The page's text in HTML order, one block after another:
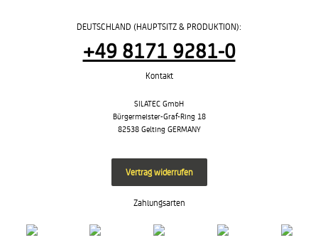
DEUTSCHLAND (HAUPTSITZ & PRODUKTION):
+49 8171 9281-0
Kontakt
SILATEC GmbH
Bürgermeister-Graf-Ring 18
82538 Gelting GERMANY
Vertrag widerrufen
Zahlungsarten